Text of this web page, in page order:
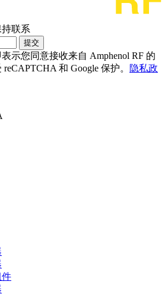
联系
提交
示您同意接收来自 Amphenol RF 的
和 Google 保护。
隐私政
件